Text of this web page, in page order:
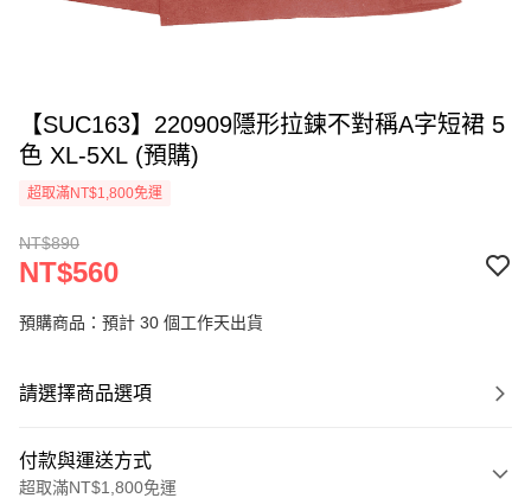
【SUC163】220909隱形拉鍊不對稱A字短裙 5
色 XL-5XL (預購)
超取滿NT$1,800免運
NT$890
NT$560
預購商品：預計 30 個工作天出貨
請選擇商品選項
付款與運送方式
超取滿NT$1,800免運